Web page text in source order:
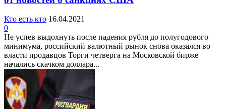
Кто есть кто 16.04.2021
0
Не успев выдохнуть после падения рубля до полугодового
минимума, российский валютный рынок снова оказался во
власти продавцов Торги четверга на Московской бирже
начались скачком доллара...